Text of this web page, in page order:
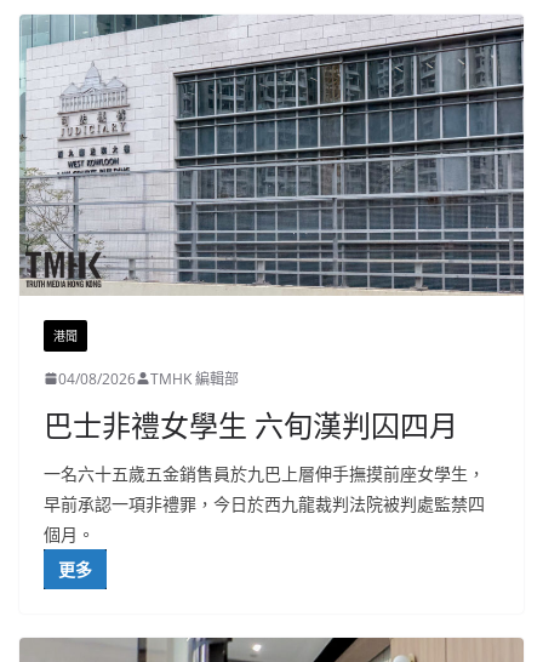
港聞
04/08/2026 TMHK 編輯部
巴士非禮女學生 六旬漢判囚四月
一名六十五歲五金銷售員於九巴上層伸手撫摸前座女學生，
早前承認一項非禮罪，今日於西九龍裁判法院被判處監禁四
個月。
更多